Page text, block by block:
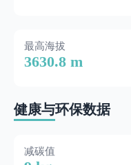
最高海拔
3630.8 m
健康与环保数据
减碳值